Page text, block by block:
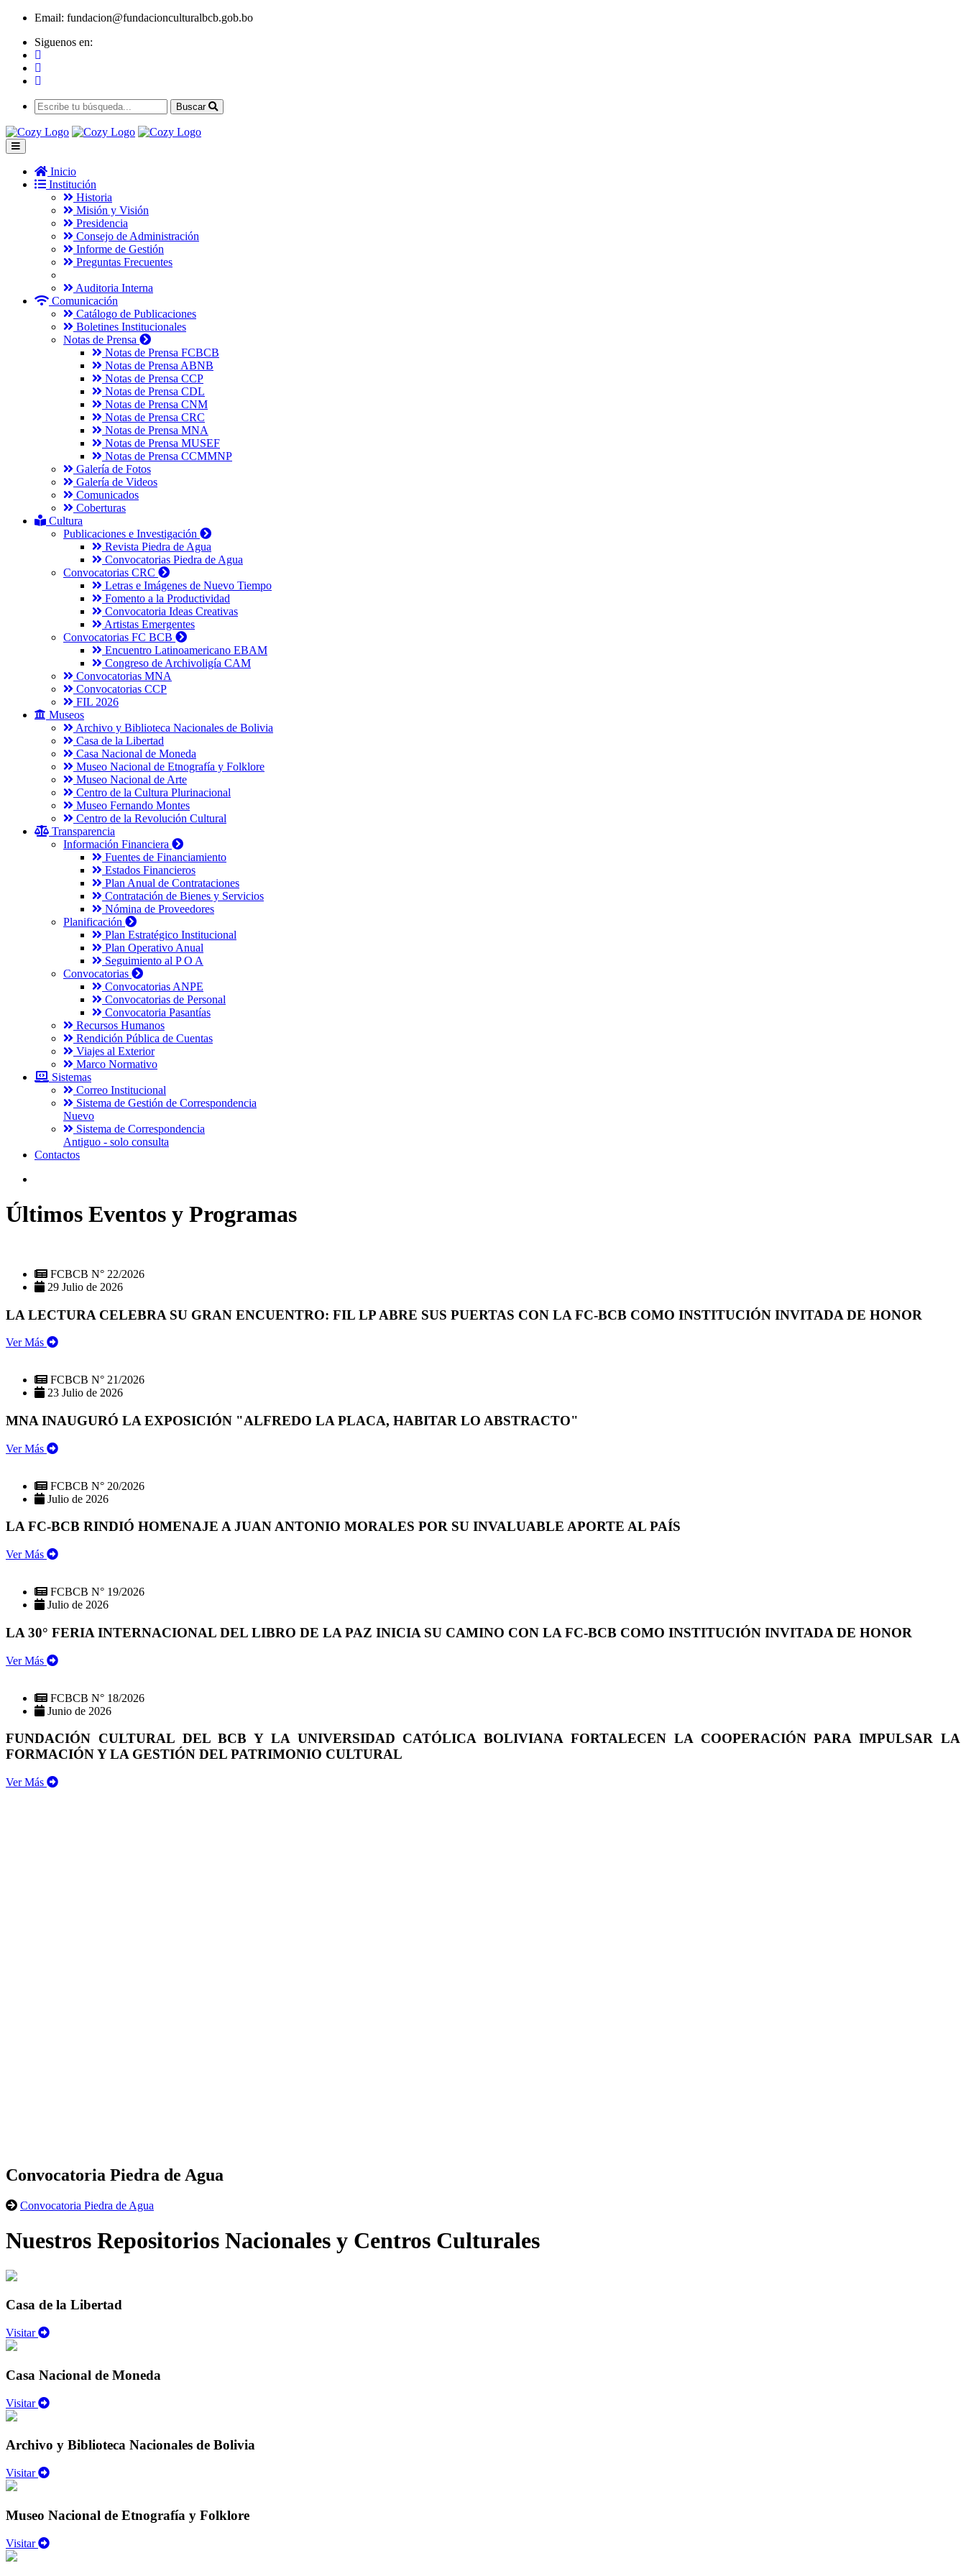
Email: fundacion@fundacionculturalbcb.gob.bo
Siguenos en:
Buscar
Inicio
Institución
Historia
Misión y Visión
Presidencia
Consejo de Administración
Informe de Gestión
Preguntas Frecuentes
Auditoria Interna
Comunicación
Catálogo de Publicaciones
Boletines Institucionales
Notas de Prensa
Notas de Prensa FCBCB
Notas de Prensa ABNB
Notas de Prensa CCP
Notas de Prensa CDL
Notas de Prensa CNM
Notas de Prensa CRC
Notas de Prensa MNA
Notas de Prensa MUSEF
Notas de Prensa CCMMNP
Galería de Fotos
Galería de Videos
Comunicados
Coberturas
Cultura
Publicaciones e Investigación
Revista Piedra de Agua
Convocatorias Piedra de Agua
Convocatorias CRC
Letras e Imágenes de Nuevo Tiempo
Fomento a la Productividad
Convocatoria Ideas Creativas
Artistas Emergentes
Convocatorias FC BCB
Encuentro Latinoamericano EBAM
Congreso de Archivoligía CAM
Convocatorias MNA
Convocatorias CCP
FIL 2026
Museos
Archivo y Biblioteca Nacionales de Bolivia
Casa de la Libertad
Casa Nacional de Moneda
Museo Nacional de Etnografía y Folklore
Museo Nacional de Arte
Centro de la Cultura Plurinacional
Museo Fernando Montes
Centro de la Revolución Cultural
Transparencia
Información Financiera
Fuentes de Financiamiento
Estados Financieros
Plan Anual de Contrataciones
Contratación de Bienes y Servicios
Nómina de Proveedores
Planificación
Plan Estratégico Institucional
Plan Operativo Anual
Seguimiento al P O A
Convocatorias
Convocatorias ANPE
Convocatorias de Personal
Convocatoria Pasantías
Recursos Humanos
Rendición Pública de Cuentas
Viajes al Exterior
Marco Normativo
Sistemas
Correo Institucional
Sistema de Gestión de Correspondencia
Nuevo
Sistema de Correspondencia
Antiguo - solo consulta
Contactos
Últimos Eventos y Programas
FCBCB N° 22/2026
29 Julio de 2026
LA LECTURA CELEBRA SU GRAN ENCUENTRO: FIL LP ABRE SUS PUERTAS CON LA FC-BCB COMO INSTITUCIÓN INVITADA DE HONOR
Ver Más
FCBCB N° 21/2026
23 Julio de 2026
MNA INAUGURÓ LA EXPOSICIÓN "ALFREDO LA PLACA, HABITAR LO ABSTRACTO"
Ver Más
FCBCB N° 20/2026
Julio de 2026
LA FC-BCB RINDIÓ HOMENAJE A JUAN ANTONIO MORALES POR SU INVALUABLE APORTE AL PAÍS
Ver Más
FCBCB N° 19/2026
Julio de 2026
LA 30° FERIA INTERNACIONAL DEL LIBRO DE LA PAZ INICIA SU CAMINO CON LA FC-BCB COMO INSTITUCIÓN INVITADA DE HONOR
Ver Más
FCBCB N° 18/2026
Junio de 2026
FUNDACIÓN CULTURAL DEL BCB Y LA UNIVERSIDAD CATÓLICA BOLIVIANA FORTALECEN LA COOPERACIÓN PARA IMPULSAR LA
FORMACIÓN Y LA GESTIÓN DEL PATRIMONIO CULTURAL
Ver Más
Convocatoria Piedra de Agua
Convocatoria Piedra de Agua
Nuestros Repositorios Nacionales y Centros Culturales
Casa de la Libertad
Visitar
Casa Nacional de Moneda
Visitar
Archivo y Biblioteca Nacionales de Bolivia
Visitar
Museo Nacional de Etnografía y Folklore
Visitar